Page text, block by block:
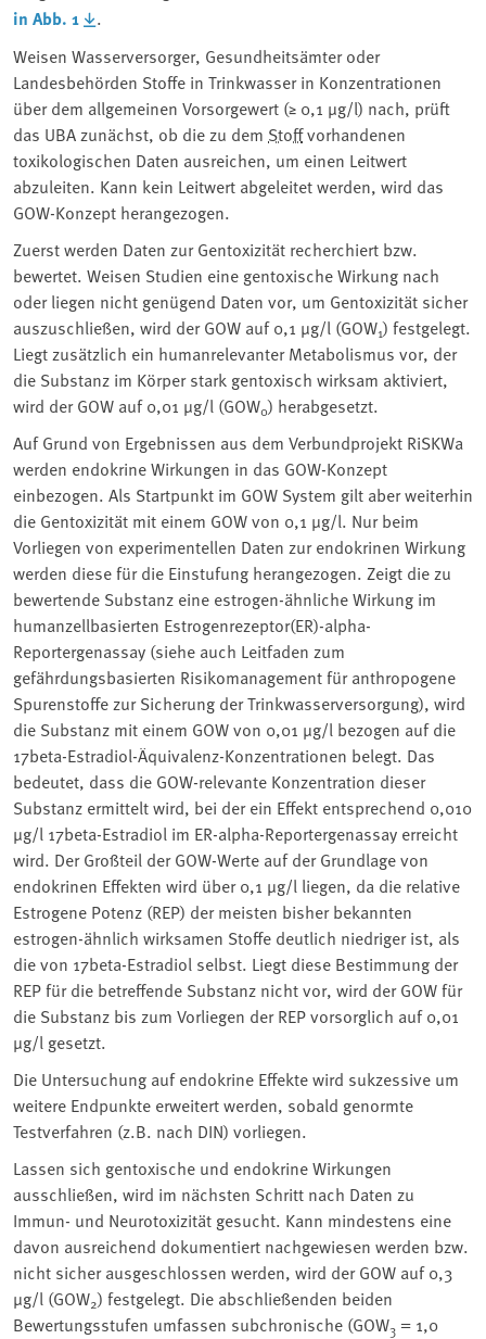
in Abb. 1
.
Weisen Wasserversorger, Gesundheitsämter oder
Landesbehörden Stoffe in Trinkwasser in Konzentrationen
über dem allgemeinen Vorsorgewert (≥ 0,1 µg/l) nach, prüft
das UBA zunächst, ob die zu dem Stoffvorhandenen
toxikologischen Daten ausreichen, um einen Leitwert
abzuleiten. Kann kein Leitwert abgeleitet werden, wird das
GOW-Konzept herangezogen.
Zuerst werden Daten zur Gentoxizität recherchiert bzw.
bewertet. Weisen Studien eine gentoxische Wirkung nach
oder liegen nicht genügend Daten vor, um Gentoxizität sicher
auszuschließen, wird der GOW auf 0,1 µg/l (GOW1) festgelegt.
Liegt zusätzlich ein humanrelevanter Metabolismus vor, der
die Substanz im Körper stark gentoxisch wirksam aktiviert,
wird der GOW auf 0,01 µg/l (GOW0) herabgesetzt.
Auf Grund von Ergebnissen aus dem Verbundprojekt RiSKWa
werden endokrine Wirkungen in das GOW-Konzept
einbezogen. Als Startpunkt im GOW System gilt aber weiterhin
die Gentoxizität mit einem GOW von 0,1 µg/l. Nur beim
Vorliegen von experimentellen Daten zur endokrinen Wirkung
werden diese für die Einstufung herangezogen. Zeigt die zu
bewertende Substanz eine estrogen-ähnliche Wirkung im
humanzellbasierten Estrogenrezeptor(ER)-alpha-
Reportergenassay (siehe auch Leitfaden zum
gefährdungsbasierten Risikomanagement für anthropogene
Spurenstoffe zur Sicherung der Trinkwasserversorgung), wird
die Substanz mit einem GOW von 0,01 µg/l bezogen auf die
17beta-Estradiol-Äquivalenz-Konzentrationen belegt. Das
bedeutet, dass die GOW-relevante Konzentration dieser
Substanz ermittelt wird, bei der ein Effekt entsprechend 0,010
µg/l 17beta-Estradiol im ER-alpha-Reportergenassay erreicht
wird. Der Großteil der GOW-Werte auf der Grundlage von
endokrinen Effekten wird über 0,1 µg/l liegen, da die relative
Estrogene Potenz (REP) der meisten bisher bekannten
estrogen-ähnlich wirksamen Stoffe deutlich niedriger ist, als
die von 17beta-Estradiol selbst. Liegt diese Bestimmung der
REP für die betreffende Substanz nicht vor, wird der GOW für
die Substanz bis zum Vorliegen der REP vorsorglich auf 0,01
µg/l gesetzt.
Die Untersuchung auf endokrine Effekte wird sukzessive um
weitere Endpunkte erweitert werden, sobald genormte
Testverfahren (z.B. nach DIN) vorliegen.
Lassen sich gentoxische und endokrine Wirkungen
ausschließen, wird im nächsten Schritt nach Daten zu
Immun- und Neurotoxizität gesucht. Kann mindestens eine
davon ausreichend dokumentiert nachgewiesen werden bzw.
nicht sicher ausgeschlossen werden, wird der GOW auf 0,3
µg/l (GOW2) festgelegt. Die abschließenden beiden
Bewertungsstufen umfassen subchronische (GOW3 = 1,0